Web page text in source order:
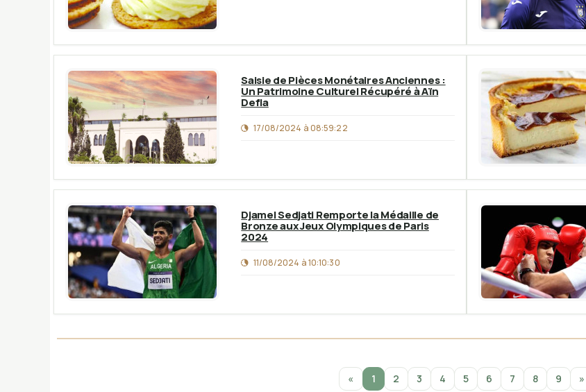
Saisie de Pièces Monétaires Anciennes :
Un Patrimoine Culturel Récupéré à Aïn
Defla
17/08/2024 à 08:59:22
Djamel Sedjati Remporte la Médaille de
Bronze aux Jeux Olympiques de Paris
2024
11/08/2024 à 10:10:30
« 1 2 3 4 5 6 7 8 9 »